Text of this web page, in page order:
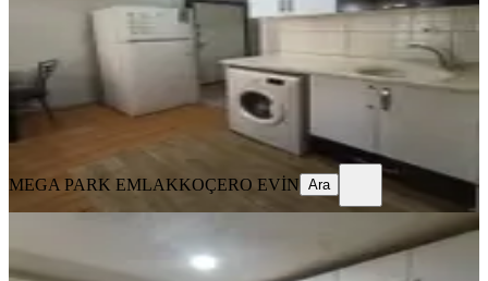
1+1·65 m²·Yüksek giriş·04.08.2026
13.000 ₺ 14.000 ₺
MEGA PARK EMLAKKOÇERO EVİN
Ara
MEGA PARK EMLAKKOÇERO EVİN Ara
Adana Seyhan Baraj Yolunda 1+1
Genis Eşyalı Kiralık